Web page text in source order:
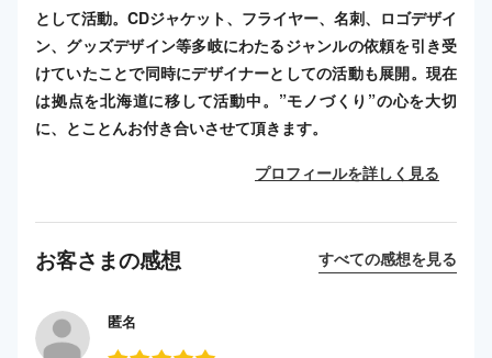
として活動。CDジャケット、フライヤー、名刺、ロゴデザイ
ン、グッズデザイン等多岐にわたるジャンルの依頼を引き受
けていたことで同時にデザイナーとしての活動も展開。現在
は拠点を北海道に移して活動中。”モノづくり”の心を大切
に、とことんお付き合いさせて頂きます。
プロフィールを詳しく見る
お客さまの感想 すべての感想を見る
匿名